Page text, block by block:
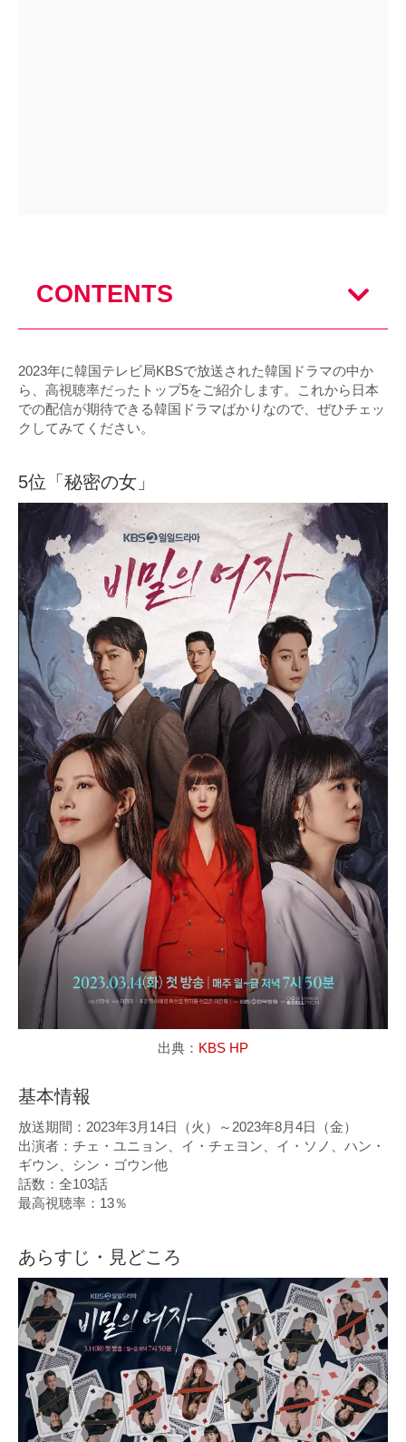
CONTENTS
2023年に韓国テレビ局KBSで放送された韓国ドラマの中か
ら、高視聴率だったトップ5をご紹介します。これから日本
での配信が期待できる韓国ドラマばかりなので、ぜひチェッ
クしてみてください。
5位「秘密の女」
出典： KBS HP
基本情報
放送期間：2023年3月14日（火）～2023年8月4日（金）
出演者：チェ・ユニョン、イ・チェヨン、イ・ソノ、ハン・
ギウン、シン・ゴウン他
話数：全103話
最高視聴率：13％
あらすじ・見どころ